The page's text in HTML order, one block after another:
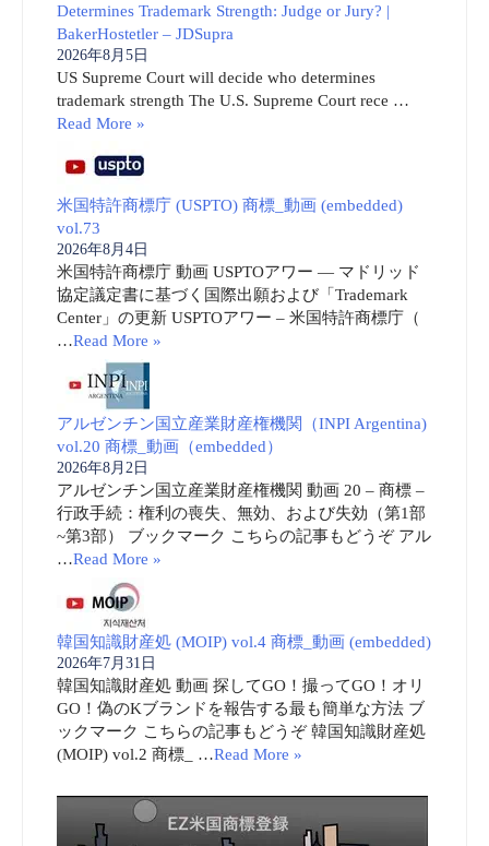
Determines Trademark Strength: Judge or Jury? |
BakerHostetler – JDSupra
2026年8月5日
US Supreme Court will decide who determines
trademark strength The U.S. Supreme Court rece …
Read More »
米国特許商標庁 (USPTO) 商標_動画 (embedded)
vol.73
2026年8月4日
米国特許商標庁 動画 USPTOアワー ― マドリッド
協定議定書に基づく国際出願および「Trademark
Center」の更新 USPTOアワー – 米国特許商標庁（
…Read More »
アルゼンチン国立産業財産権機関（INPI Argentina)
vol.20 商標_動画（embedded）
2026年8月2日
アルゼンチン国立産業財産権機関 動画 20 – 商標 –
行政手続：権利の喪失、無効、および失効（第1部
~第3部） ブックマーク こちらの記事もどうぞ アル
…Read More »
韓国知識財産処 (MOIP) vol.4 商標_動画 (embedded)
2026年7月31日
韓国知識財産処 動画 探してGO！撮ってGO！オリ
GO！偽のKブランドを報告する最も簡単な方法 ブ
ックマーク こちらの記事もどうぞ 韓国知識財産処
(MOIP) vol.2 商標_ …Read More »